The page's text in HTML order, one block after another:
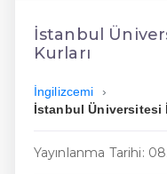
En Ucuz
Hızlı İngilizce
İstanbul
Kurları
İngilizcemi
İstanbul Üniversitesi
Yayınlanma Tarihi: